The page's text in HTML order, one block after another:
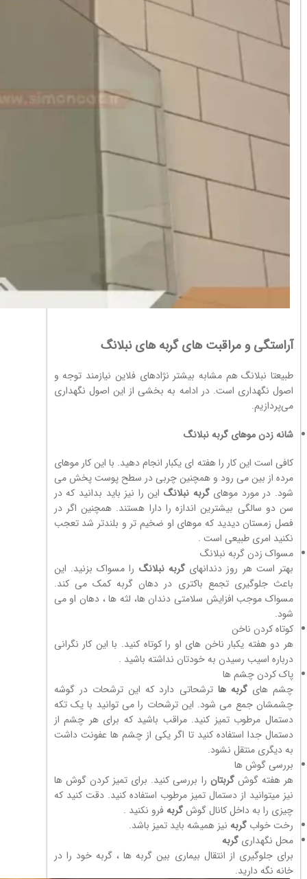
آراستگی و مراقبت های گربه های نبلانگ
طبیعتا نبلانگ هم مشابه بیشتر نژادهای فلاین نیازمند توجه و
اصول نگهداری است. در ادامه به بخشی از این اصول نگهداری
می‌پردازیم.
شانه زدن موهای گربه نبلانگ
کافی است این کار را هفته ای یکبار انجام دهید. با این کار موهای
مرده از بین می رود و همچنین چربی در سطح پوست پخش می
شود. در مورد موهای گربه نبلانگ این را نیز باید بدانید که در
سن دو سالگی بیشترین اندازه را دارا هستند. همچنین اگر در
فصل زمستان دیدید که موهای او ضخیم تر و بلندتر شد تعجب
نکنید امری طبیعی است .
مسواک زدن گربه نبلانگ
بهتر است هر روز دندانهایگربه نبلانگ را مسواک بزنید. این
باعث جلوگیری تجمع باکتری در دهان گربه کمک می کند.
مسواک موجب افزایش سلامتی دندان ها، لثه ها ، دهان او می
شود.
کوتاه کردن ناخن
هر دو هفته یکبار ناخن های او را کوتاه کنید. با این کار نگرانی
درباره اسیب رسیدن به خودتان نداشته باشید .
پاک کردن چشم ها
چشم هایگربه ها ترشحاتی دارد که این ترشحات در گوشه
چشمشان جمع می شود. این ترشحات را می توانید با یک تکه
دستمال مرطوب تمیز کنید. مراقب باشید که برای هر چشم از
دستمال جدا استفاده کنید تا اگر یکی از چشم ها عفونت داشت
به دیگری منتقل نشود.
بررسی گوش ها
هر هفته گوشگربتان را بررسی کنید. برای تمیز کردن گوش ها
نیز میتوانید از دستمال تمیز مرطوب استفاده کنید. دقت کنید که
چیزی را به داخل کانال گوشگربه فرو نکنید .
رخت خواب گربه نیز همیشه باید تمیز باشد.
محل نگهداری گربه
برای جلوگیری از انتقال بیماری بین گربه ها ، گربه خود را در
خانه نگه دارید.